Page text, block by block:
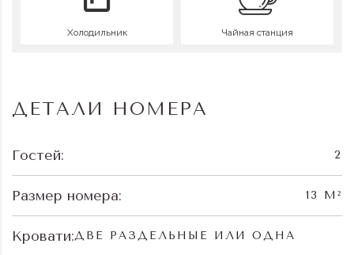
Холодильник Чайная станция
ДЕТАЛИ НОМЕРА
Гостей: 2
Размер номера: 13 M²
Кровати:ДВЕ РАЗДЕЛЬНЫЕ ИЛИ ОДНА